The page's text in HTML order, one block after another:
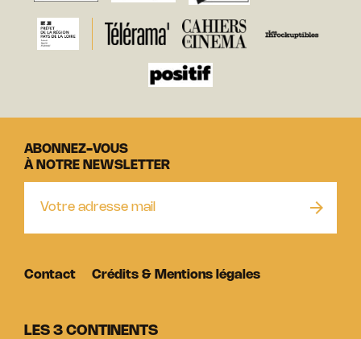
LES 3 CONTINENTS
ABONNEZ-VOUS
À NOTRE NEWSLETTER
Contact Crédits & Mentions légales